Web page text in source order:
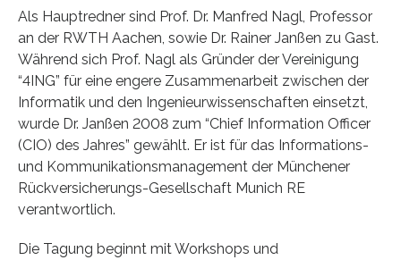
Als Hauptredner sind Prof. Dr. Manfred Nagl, Professor
an der RWTH Aachen, sowie Dr. Rainer Janßen zu Gast.
Während sich Prof. Nagl als Gründer der Vereinigung
“4ING” für eine engere Zusammenarbeit zwischen der
Informatik und den Ingenieurwissenschaften einsetzt,
wurde Dr. Janßen 2008 zum “Chief Information Officer
(CIO) des Jahres” gewählt. Er ist für das Informations-
und Kommunikationsmanagement der Münchener
Rückversicherungs-Gesellschaft Munich RE
verantwortlich.
Die Tagung beginnt mit Workshops und